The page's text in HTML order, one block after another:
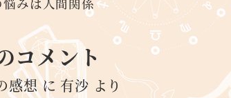
コメント
感想に 有沙 より